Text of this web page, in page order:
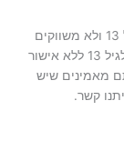
אנו לא אוספים ביודעין מידע מילדים מתחת לגיל 13 ולא משווקים
להם. אם נגלה שאספנו מידע אישי מילד מתחת לגיל 13 ללא אישור
מאמינים שיש